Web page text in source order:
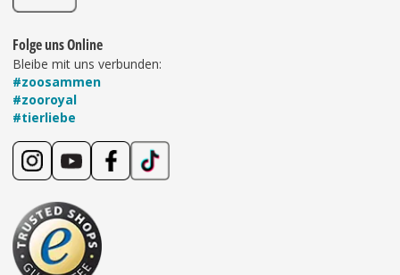
Folge uns Online
Bleibe mit uns verbunden:
#zoosammen
#zooroyal
#tierliebe